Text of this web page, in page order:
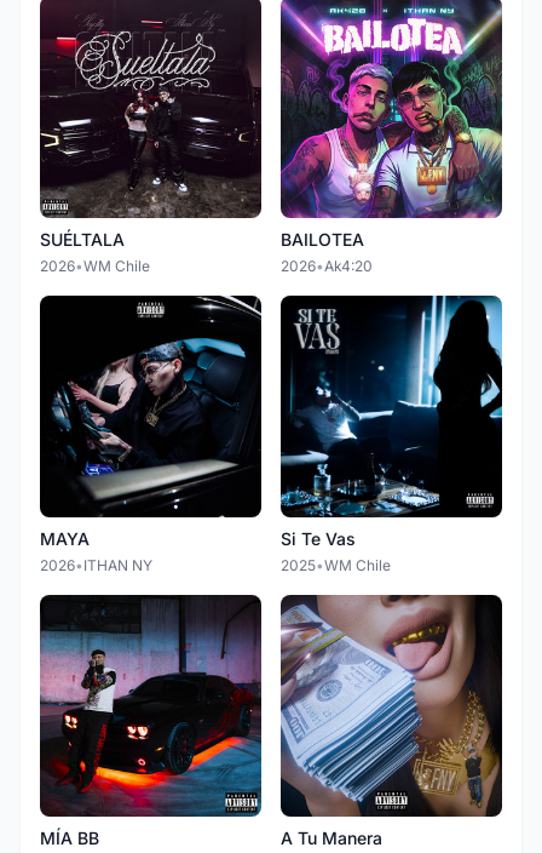
SUÉLTALA
2026•WM Chile
BAILOTEA
2026• Ak4:20
MAYA
2026• ITHAN NY
Si Te Vas
2025•WM Chile
MÍA BB A Tu Manera